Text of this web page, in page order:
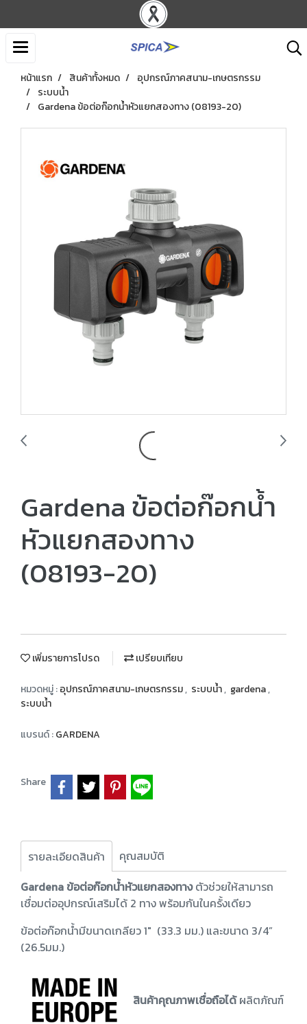
หน้าแรก สินค้าทั้งหมด
อุปกรณ์ภาคสนาม-เกษตรกรรม
ระบบน้ำ
Gardena ข้อต่อก๊อกน้ำหัวแยกสองทาง (08193-20)
Gardena ข้อต่อก๊อกน้ำ
หัวแยกสองทาง
(08193-20)
เพิ่มรายการโปรด เปรียบเทียบ
หมวดหมู่ :อุปกรณ์ภาคสนาม-เกษตรกรรม, ระบบน้ำ, gardena,
ระบบน้ำ
แบรนด์ :GARDENA
Share
รายละเอียดสินค้า
คุณสมบัติ
Gardena ข้อต่อก๊อกน้ำหัวแยกสองทางตัวช่วยให้สามารถ
เชื่อมต่ออุปกรณ์เสริมได้ 2 ทาง พร้อมกันในครั้งเดียว
ข้อต่อก๊อกน้ำมีขนาดเกลียว 1" (33.3 มม.) และขนาด 3/4”
(26.5มม.)
สินค้าคุณภาพเชื่อถือได้ผลิตภัณฑ์